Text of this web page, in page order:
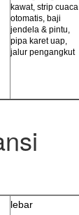
kawat, strip cuaca
otomatis, baji
jendela & pintu,
pipa karet uap,
jalur pengangkut
lebar